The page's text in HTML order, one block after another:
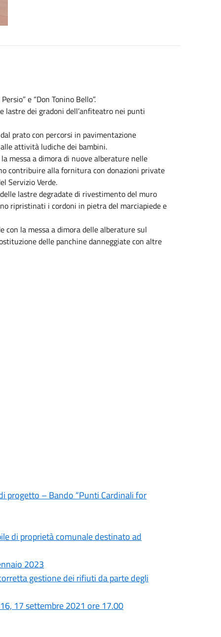
e “Don Tonino Bello”.
lastre dei gradoni dell’anfiteatro nei punti
prato con percorsi in pavimentazione
attività ludiche dei bambini.
messa a dimora di nuove alberature nelle
contribuire alla fornitura con donazioni private
Servizio Verde.
lastre degradate di rivestimento del muro
ripristinati i cordoni in pietra del marciapiede e
con la messa a dimora delle alberature sul
delle panchine danneggiate con altre
progetto – Bando “Punti Cardinali for
di proprietà comunale destinato ad
2023
gestione dei rifiuti da parte degli
17 settembre 2021 ore 17.00